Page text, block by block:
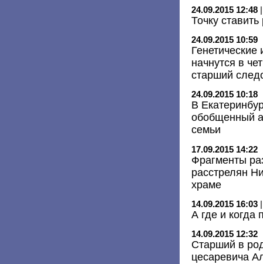
24.09.2015 12:48
Точку ставить
24.09.2015 10:59
начнутся в
старший
24.09.2015 10:18
В
обобщенный
семьи
17.09.2015 14:22
Фрагменты
расстрелян
храме
14.09.2015 16:03
А где и когда
14.09.2015 12:32
Старший в
цесаревича